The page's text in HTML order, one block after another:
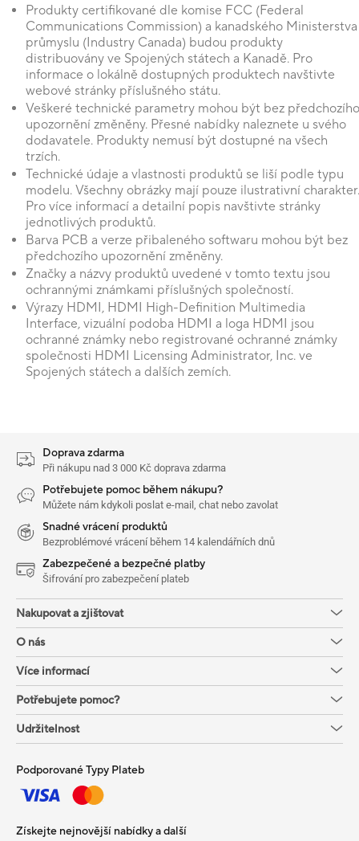
Produkty certifikované dle komise FCC (Federal
Communications Commission) a kanadského Ministerstva
průmyslu (Industry Canada) budou produkty
distribuovány ve Spojených státech a Kanadě. Pro
informace o lokálně dostupných produktech navštivte
webové stránky příslušného státu.
Veškeré technické parametry mohou být bez předchozího
upozornění změněny. Přesné nabídky naleznete u svého
dodavatele. Produkty nemusí být dostupné na všech
trzích.
Technické údaje a vlastnosti produktů se liší podle typu
modelu. Všechny obrázky mají pouze ilustrativní charakter.
Pro více informací a detailní popis navštivte stránky
jednotlivých produktů.
Barva PCB a verze přibaleného softwaru mohou být bez
předchozího upozornění změněny.
Značky a názvy produktů uvedené v tomto textu jsou
ochrannými známkami příslušných společností.
Výrazy HDMI, HDMI High-Definition Multimedia
Interface, vizuální podoba HDMI a loga HDMI jsou
ochranné známky nebo registrované ochranné známky
společnosti HDMI Licensing Administrator, Inc. ve
Spojených státech a dalších zemích.
Doprava zdarma
Při nákupu nad 3 000 Kč doprava zdarma
Potřebujete pomoc během nákupu?
Můžete nám kdykoli poslat e-mail, chat nebo zavolat
Snadné vrácení produktů
Bezproblémové vrácení během 14 kalendářních dnů
Zabezpečené a bezpečné platby
Šifrování pro zabezpečení plateb
Nakupovat a zjištovat
O nás
Více informací
Potřebujete pomoc?
Udržitelnost
Podporované Typy Plateb
Získejte nejnovější nabídky a další